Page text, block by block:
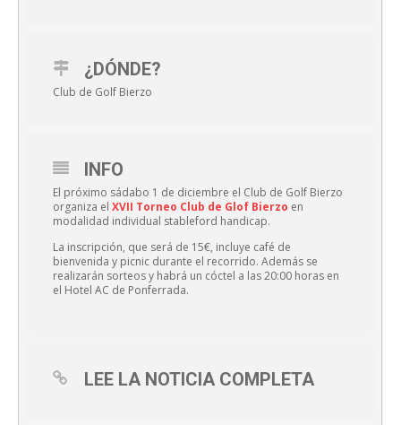
¿DÓNDE?
Club de Golf Bierzo
INFO
El próximo sádabo 1 de diciembre el Club de Golf Bierzo
organiza el XVII Torneo Club de Glof Bierzo en
modalidad individual stableford handicap.
La inscripción, que será de 15€, incluye café de
bienvenida y picnic durante el recorrido. Además se
realizarán sorteos y habrá un cóctel a las 20:00 horas en
el Hotel AC de Ponferrada.
LEE LA NOTICIA COMPLETA